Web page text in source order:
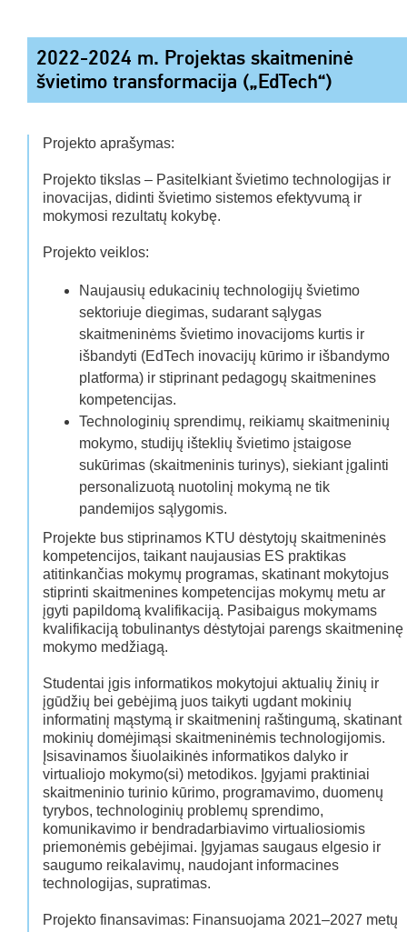
2022-2024 m. Projektas skaitmeninė
švietimo transformacija („EdTech“)
Projekto aprašymas:
Projekto tikslas – Pasitelkiant švietimo technologijas ir
inovacijas, didinti švietimo sistemos efektyvumą ir
mokymosi rezultatų kokybę.
Projekto veiklos:
Naujausių edukacinių technologijų švietimo
sektoriuje diegimas, sudarant sąlygas
skaitmeninėms švietimo inovacijoms kurtis ir
išbandyti (EdTech inovacijų kūrimo ir išbandymo
platforma) ir stiprinant pedagogų skaitmenines
kompetencijas.
Technologinių sprendimų, reikiamų skaitmeninių
mokymo, studijų išteklių švietimo įstaigose
sukūrimas (skaitmeninis turinys), siekiant įgalinti
personalizuotą nuotolinį mokymą ne tik
pandemijos sąlygomis.
Projekte bus stiprinamos KTU dėstytojų skaitmeninės
kompetencijos, taikant naujausias ES praktikas
atitinkančias mokymų programas, skatinant mokytojus
stiprinti skaitmenines kompetencijas mokymų metu ar
įgyti papildomą kvalifikaciją. Pasibaigus mokymams
kvalifikaciją tobulinantys dėstytojai parengs skaitmeninę
mokymo medžiagą.
Studentai įgis informatikos mokytojui aktualių žinių ir
įgūdžių bei gebėjimą juos taikyti ugdant mokinių
informatinį mąstymą ir skaitmeninį raštingumą, skatinant
mokinių domėjimąsi skaitmeninėmis technologijomis.
Įsisavinamos šiuolaikinės informatikos dalyko ir
virtualiojo mokymo(si) metodikos. Įgyjami praktiniai
skaitmeninio turinio kūrimo, programavimo, duomenų
tyrybos, technologinių problemų sprendimo,
komunikavimo ir bendradarbiavimo virtualiosiomis
priemonėmis gebėjimai. Įgyjamas saugaus elgesio ir
saugumo reikalavimų, naudojant informacines
technologijas, supratimas.
Projekto finansavimas: Finansuojama 2021–2027 metų